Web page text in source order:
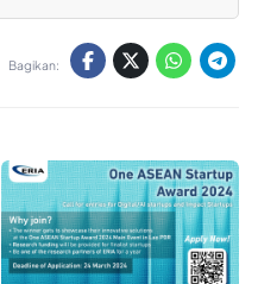
Bagikan: